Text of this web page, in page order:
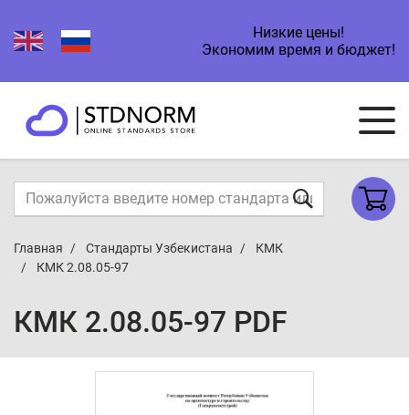
Низкие цены!
Экономим время и бюджет!
Главная Стандарты Узбекистана
КМК
КМК 2.08.05-97
КМК 2.08.05-97 PDF